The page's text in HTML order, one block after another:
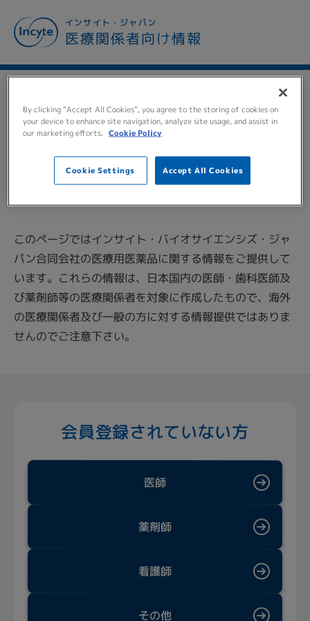
ン
インサイト・ジャパン
医療関係者向け情報
TO ALL MEDICAL
PERSONNEL医療関係者の
皆様へ
このページではインサイト・バイオサイエンシズ・ジャ
パン合同会社の医療用医薬品に関する情報をご提供して
います。これらの情報は、日本国内の医師・歯科医師及
び薬剤師等の医療関係者を対象に作成したもので、海外
の医療関係者及び一般の方に対する情報提供ではありま
せんのでご注意下さい。
会員登録されていない方
医師
薬剤師
看護師
その他
By clicking “Accept All Cookies”, you agree to the storing of cookies on
your device to enhance site navigation, analyze site usage, and assist in
our marketing efforts. Cookie Policy
Cookie Settings Accept All Cookies